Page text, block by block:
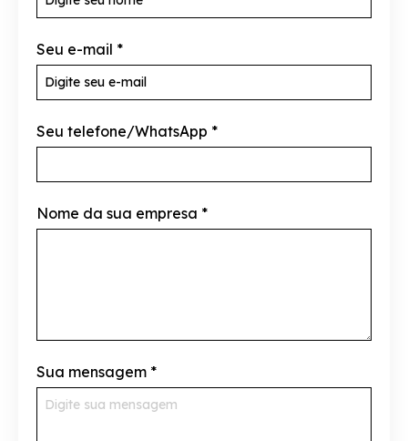
Seu e-mail *
Seu telefone/WhatsApp *
Nome da sua empresa *
Sua mensagem *